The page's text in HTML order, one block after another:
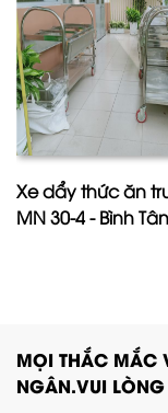
Xe dẩy thức ăn
MN 30-4 - Bình Tân
MỌI THẮC MẮC
NGÂN.VUI LÒNG